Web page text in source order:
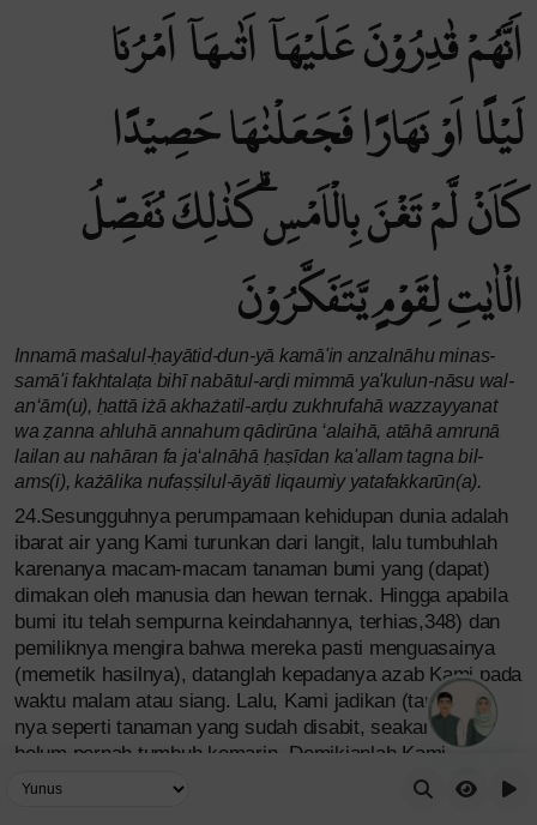
اَنَّهُمْ قٰدِرُوْنَ عَلَيْهَآ اَتٰىهَآ اَمْرُنَا
لَيْلًا اَوْ نَهَارًا فَجَعَلْنٰهَا حَصِيْدًا
كَاَنْ لَّمْ تَغْنَ بِالْاَمْسِۗ كَذٰلِكَ نُفَصِّلُ
الْاٰيٰتِ لِقَوْمٍ يَّتَفَكَّرُوْنَ
Innamā maṡalul-ḥayātid-dun-yā kamā'in anzalnāhu minas-
samā'i fakhtalaṭa bihī nabātul-arḍi mimmā ya'kulun-nāsu wal-
an‘ām(u), ḥattā iżā akhażatil-arḍu zukhrufahā wazzayyanat
wa ẓanna ahluhā annahum qādirūna ‘alaihā, atāhā amrunā
lailan au nahāran fa ja‘alnāhā ḥaṣīdan ka'allam tagna bil-
ams(i), każālika nufaṣṣilul-āyāti liqaumiy yatafakkarūn(a).
24.Sesungguhnya perumpamaan kehidupan dunia adalah
ibarat air yang Kami turunkan dari langit, lalu tumbuhlah
karenanya macam-macam tanaman bumi yang (dapat)
dimakan oleh manusia dan hewan ternak. Hingga apabila
bumi itu telah sempurna keindahannya, terhias,348) dan
pemiliknya mengira bahwa mereka pasti menguasainya
(memetik hasilnya), datanglah kepadanya azab Kami pada
waktu malam atau siang. Lalu, Kami jadikan (tanaman)-
nya seperti tanaman yang sudah disabit, seakan-akan
belum pernah tumbuh kemarin. Demikianlah Kami
menjelaskan secara terperinci ayat-ayat itu kepada kaum